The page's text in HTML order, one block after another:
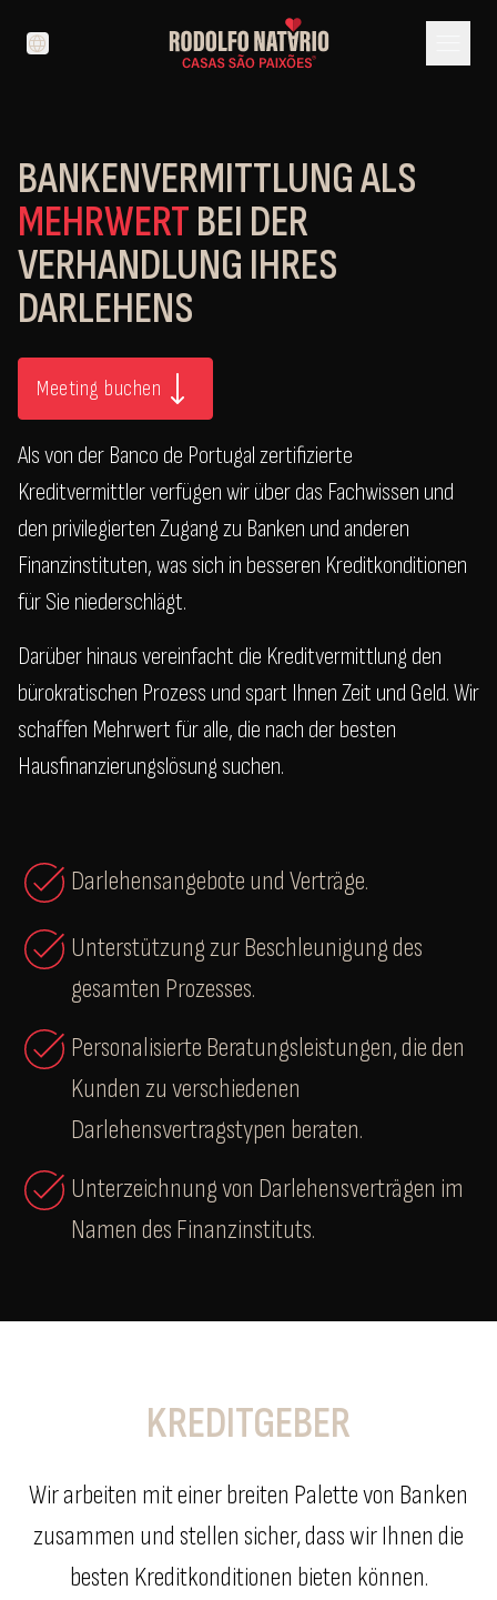
language
BANKENVERMITTLUNG ALS
MEHRWERTBEI DER
VERHANDLUNG IHRES
DARLEHENS
Meeting buchen
Als von der Banco de Portugal zertifizierte
Kreditvermittler verfügen wir über das Fachwissen und
den privilegierten Zugang zu Banken und anderen
Finanzinstituten, was sich in besseren Kreditkonditionen
für Sie niederschlägt.
Darüber hinaus vereinfacht die Kreditvermittlung den
bürokratischen Prozess und spart Ihnen Zeit und Geld. Wir
schaffen Mehrwert für alle, die nach der besten
Hausfinanzierungslösung suchen.
Darlehensangebote und Verträge.
Unterstützung zur Beschleunigung des
gesamten Prozesses.
Personalisierte Beratungsleistungen, die den
Kunden zu verschiedenen
Darlehensvertragstypen beraten.
Unterzeichnung von Darlehensverträgen im
Namen des Finanzinstituts.
KREDITGEBER
Wir arbeiten mit einer breiten Palette von Banken
zusammen und stellen sicher, dass wir Ihnen die
besten Kreditkonditionen bieten können.